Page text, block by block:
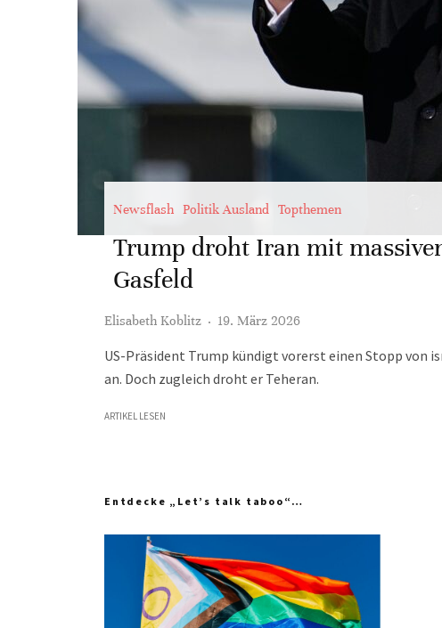
Newsflash Politik Ausland Topthemen
Trump droht Iran mit
Gasfeld
Elisabeth Koblitz · 19. März 2026
US-Präsident Trump kündigt vorerst einen Stopp von
an. Doch zugleich droht er Teheran.
ARTIKEL LESEN
Entdecke „Let’s talk taboo“…